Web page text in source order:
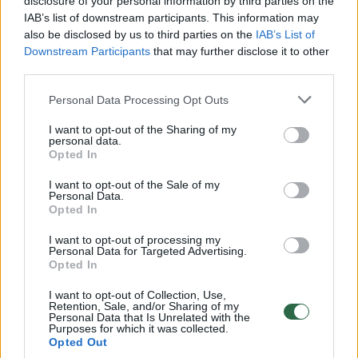
IAB’s list of downstream participants. This information may
also be disclosed by us to third parties on the IAB’s List of
Downstream Participants that may further disclose it to other
Personal Data Processing Opt Outs
I want to opt-out of the Sharing of my
personal data.
Opted In
I want to opt-out of the Sale of my
Personal Data.
Opted In
I want to opt-out of processing my
Personal Data for Targeted Advertising.
Opted In
I want to opt-out of Collection, Use,
Retention, Sale, and/or Sharing of my
Personal Data that Is Unrelated with the
Purposes for which it was collected.
Opted Out
00:00:30
Vaizdai iš tragiškos avarijos Vilniaus r.: dviejų moterų ir
vaiko gyvybių išgelbėti nepavyko
Savaitės vidurys nusimato karštas: temperatūra kils iki
32 laipsnių šilumos
vaizdas pribloškia
Žinios | Lietuvos diena
00:15:54
V. Zalužno pasisakymą laiko bandymu įsitvirtinti
Ukrainos politikoje: jis yra neteisus